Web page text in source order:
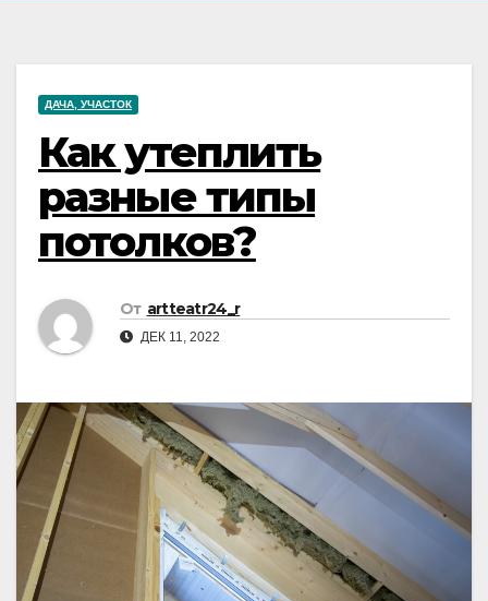
ДАЧА, УЧАСТОК
Как утеплить
разные типы
потолков?
От artteatr24_r
ДЕК 11, 2022